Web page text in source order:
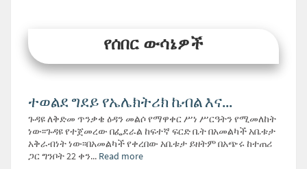
የሰበር ውሳኔዎች
ተወልደ ግደይ የኤሌክትሪክ ኬብል እና...
ጉዳዩ ለቅድመ ጥንቃቄ ዕዳን መልሶ የማዋቀር ሥነ ሥርዓትን የሚመለከት
ነው፡፡ጉዳዩ የተጀመረው በፌደራል ከፍተኛ ፍርድ ቤት በአመልካች አቤቱታ
አቅራብነት ነው፡፡በአመልካች የቀረበው አቤቱታ ይዘትም በአጭሩ ከተጠሪ
ጋር ግንቦት 22 ቀን... Read more